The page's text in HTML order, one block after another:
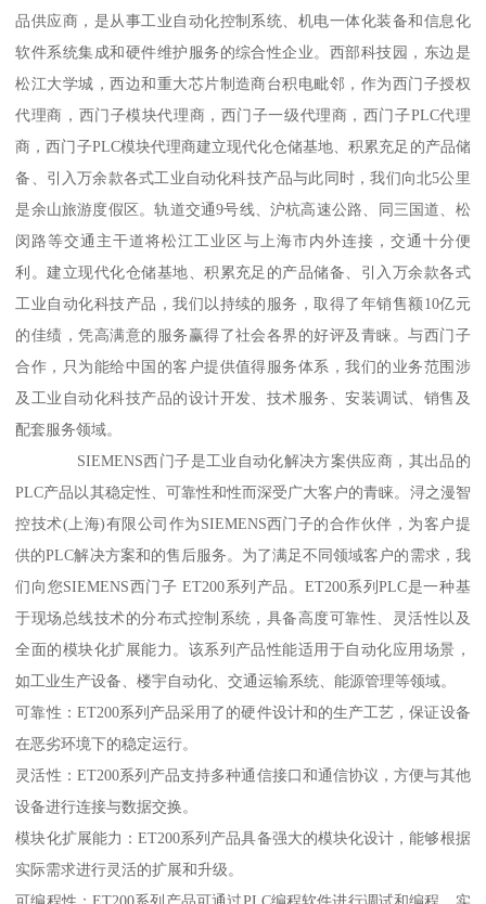
品供应商，是从事工业自动化控制系统、机电一体化装备和信息化
软件系统集成和硬件维护服务的综合性企业。西部科技园，东边是
松江大学城，西边和重大芯片制造商台积电毗邻，作为西门子授权
代理商，西门子模块代理商，西门子一级代理商，西门子PLC代理
商，西门子PLC模块代理商建立现代化仓储基地、积累充足的产品储
备、引入万余款各式工业自动化科技产品与此同时，我们向北5公里
是余山旅游度假区。轨道交通9号线、沪杭高速公路、同三国道、松
闵路等交通主干道将松江工业区与上海市内外连接，交通十分便
利。建立现代化仓储基地、积累充足的产品储备、引入万余款各式
工业自动化科技产品，我们以持续的服务，取得了年销售额10亿元
的佳绩，凭高满意的服务赢得了社会各界的好评及青睐。与西门子
合作，只为能给中国的客户提供值得服务体系，我们的业务范围涉
及工业自动化科技产品的设计开发、技术服务、安装调试、销售及
配套服务领域。
SIEMENS西门子是工业自动化解决方案供应商，其出品的
PLC产品以其稳定性、可靠性和性而深受广大客户的青睐。浔之漫智
控技术(上海)有限公司作为SIEMENS西门子的合作伙伴，为客户提
供的PLC解决方案和的售后服务。为了满足不同领域客户的需求，我
们向您SIEMENS西门子 ET200系列产品。ET200系列PLC是一种基
于现场总线技术的分布式控制系统，具备高度可靠性、灵活性以及
全面的模块化扩展能力。该系列产品性能适用于自动化应用场景，
如工业生产设备、楼宇自动化、交通运输系统、能源管理等领域。
可靠性：ET200系列产品采用了的硬件设计和的生产工艺，保证设备
在恶劣环境下的稳定运行。
灵活性：ET200系列产品支持多种通信接口和通信协议，方便与其他
设备进行连接与数据交换。
模块化扩展能力：ET200系列产品具备强大的模块化设计，能够根据
实际需求进行灵活的扩展和升级。